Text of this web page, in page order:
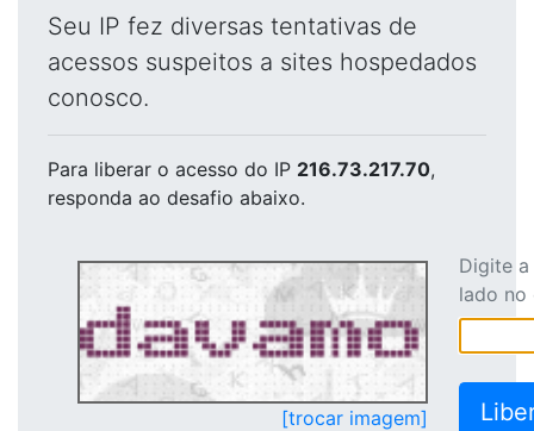
Seu IP fez diversas tentativas de
acessos suspeitos a sites hospedados
conosco.
Para liberar o acesso do IP 216.73.217.70,
responda ao desafio abaixo.
[trocar imagem]
Digite
lado no